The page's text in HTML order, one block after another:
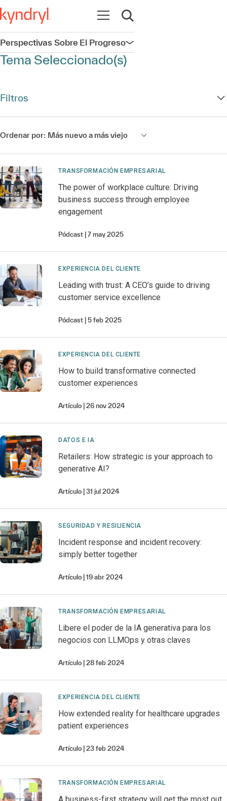
Abrir navegación
Abrir búsqueda
Perspectivas Sobre El ProgresoAbrir navegación
Tema Seleccionado(s)
Filtros
Ordenar por: Más nuevo a más viejo
TRANSFORMACIÓN EMPRESARIAL
The power of workplace culture: Driving
business success through employee
engagement
Pódcast 7 may 2025
EXPERIENCIA DEL CLIENTE
Leading with trust: A CEO’s guide to driving
customer service excellence
Pódcast 5 feb 2025
EXPERIENCIA DEL CLIENTE
How to build transformative connected
customer experiences
Artículo 26 nov 2024
DATOS E IA
Retailers: How strategic is your approach to
generative AI?
Artículo 31 jul 2024
SEGURIDAD Y RESILIENCIA
Incident response and incident recovery:
simply better together
Artículo 19 abr 2024
TRANSFORMACIÓN EMPRESARIAL
Libere el poder de la IA generativa para los
negocios con LLMOps y otras claves
Artículo 28 feb 2024
EXPERIENCIA DEL CLIENTE
How extended reality for healthcare upgrades
patient experiences
Artículo 23 feb 2024
TRANSFORMACIÓN EMPRESARIAL